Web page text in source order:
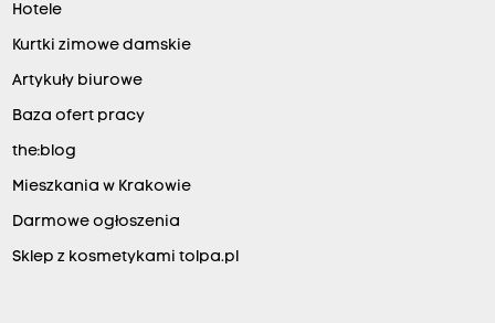
Hotele
Kurtki zimowe damskie
Artykuły biurowe
Baza ofert pracy
the:blog
Mieszkania w Krakowie
Darmowe ogłoszenia
Sklep z kosmetykami tolpa.pl